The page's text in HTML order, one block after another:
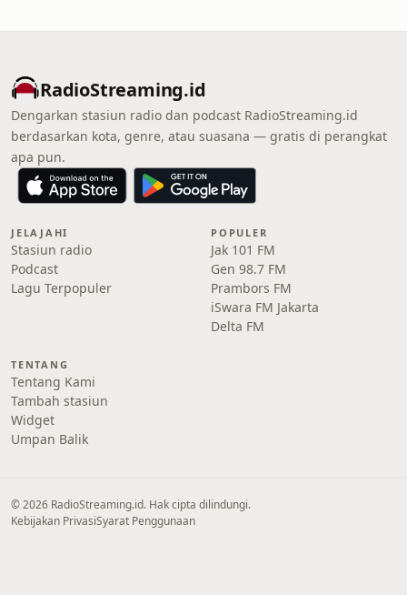
RadioStreaming.id
Dengarkan stasiun radio dan podcast RadioStreaming.id
berdasarkan kota, genre, atau suasana — gratis di perangkat
apa pun.
JELAJAHI
Stasiun radio
Podcast
Lagu Terpopuler
POPULER
Jak 101 FM
Gen 98.7 FM
Prambors FM
iSwara FM Jakarta
Delta FM
TENTANG
Tentang Kami
Tambah stasiun
Widget
Umpan Balik
© 2026 RadioStreaming.id. Hak cipta dilindungi.
Kebijakan PrivasiSyarat Penggunaan